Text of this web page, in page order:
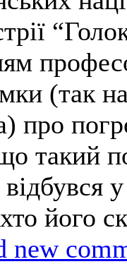
(так
про
такий
його
new